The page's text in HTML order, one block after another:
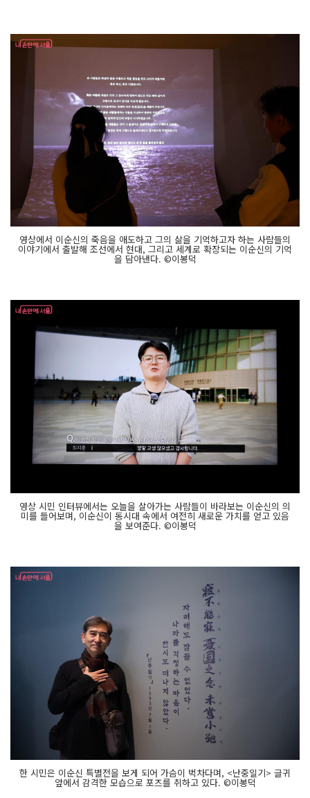
영상에서 이순신의 죽음을 애도하고 그의 삶을 기억하고자 하는 사람들의
이야기에서 출발해 조선에서 현대, 그리고 세계로 확장되는 이순신의 기억
을 담아낸다. ©이봉덕
영상 시민 인터뷰에서는 오늘을 살아가는 사람들이 바라보는 이순신의 의
미를 들어보며, 이순신이 동시대 속에서 여전히 새로운 가치를 얻고 있음
을 보여준다. ©이봉덕
한 시민은 이순신 특별전을 보게 되어 가슴이 벅차다며, <난중일기> 글귀
앞에서 감격한 모습으로 포즈를 취하고 있다. ©이봉덕